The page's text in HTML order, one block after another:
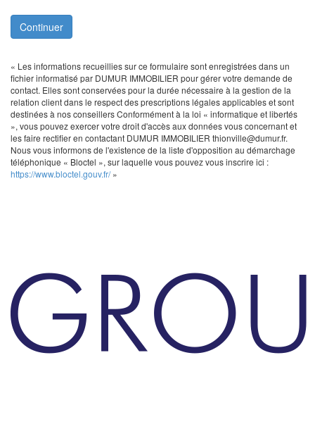
Continuer
« Les informations recueillies sur ce formulaire sont enregistrées dans un
fichier informatisé par DUMUR IMMOBILIER pour gérer votre demande de
contact. Elles sont conservées pour la durée nécessaire à la gestion de la
relation client dans le respect des prescriptions légales applicables et sont
destinées à nos conseillers Conformément à la loi « informatique et libertés
», vous pouvez exercer votre droit d'accès aux données vous concernant et
les faire rectifier en contactant DUMUR IMMOBILIER thionville@dumur.fr.
Nous vous informons de l'existence de la liste d'opposition au démarchage
téléphonique « Bloctel », sur laquelle vous pouvez vous inscrire ici :
https://www.bloctel.gouv.fr/»